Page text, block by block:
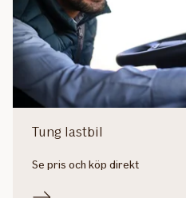
Tung lastbil
Se pris och köp direkt